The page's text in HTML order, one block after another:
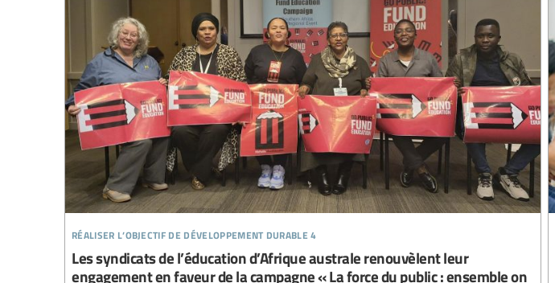
réaliser l’objectif de développement durable 4
Les syndicats de l’éducation d’Afrique australe renouvèlent leur
engagement en faveur de la campagne « La force du public : ensemble on